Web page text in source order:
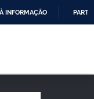
INFORMAÇÃO